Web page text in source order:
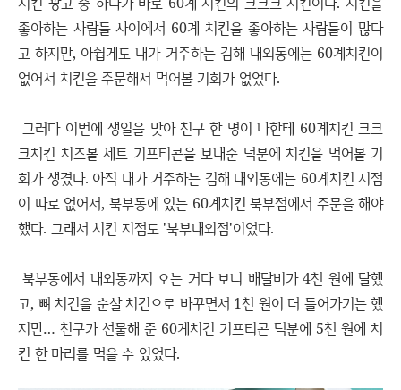
좋아하는 사람들 사이에서 60계 치킨을 좋아하는 사람들이 많다
고 하지만, 아쉽게도 내가 거주하는 김해 내외동에는 60계치킨이
없어서 치킨을 주문해서 먹어볼 기회가 없었다.
그러다 이번에 생일을 맞아 친구 한 명이 나한테 60계치킨 크크
크치킨 치즈볼 세트 기프티콘을 보내준 덕분에 치킨을 먹어볼 기
회가 생겼다. 아직 내가 거주하는 김해 내외동에는 60계치킨 지점
이 따로 없어서, 북부동에 있는 60계치킨 북부점에서 주문을 해야
했다. 그래서 치킨 지점도 '북부내외점'이었다.
북부동에서 내외동까지 오는 거다 보니 배달비가 4천 원에 달했
고, 뼈 치킨을 순살 치킨으로 바꾸면서 1천 원이 더 들어가기는 했
지만… 친구가 선물해 준 60계치킨 기프티콘 덕분에 5천 원에 치
킨 한 마리를 먹을 수 있었다.